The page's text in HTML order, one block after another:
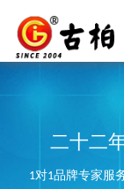
二十二
1对1品牌专家服